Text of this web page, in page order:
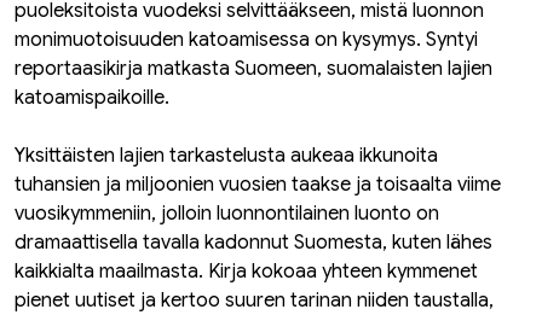
puoleksitoista vuodeksi selvittääkseen, mistä luonnon
monimuotoisuuden katoamisessa on kysymys. Syntyi
reportaasikirja matkasta Suomeen, suomalaisten lajien
katoamispaikoille.
Yksittäisten lajien tarkastelusta aukeaa ikkunoita
tuhansien ja miljoonien vuosien taakse ja toisaalta viime
vuosikymmeniin, jolloin luonnontilainen luonto on
dramaattisella tavalla kadonnut Suomesta, kuten lähes
kaikkialta maailmasta. Kirja kokoaa yhteen kymmenet
pienet uutiset ja kertoo suuren tarinan niiden taustalla,